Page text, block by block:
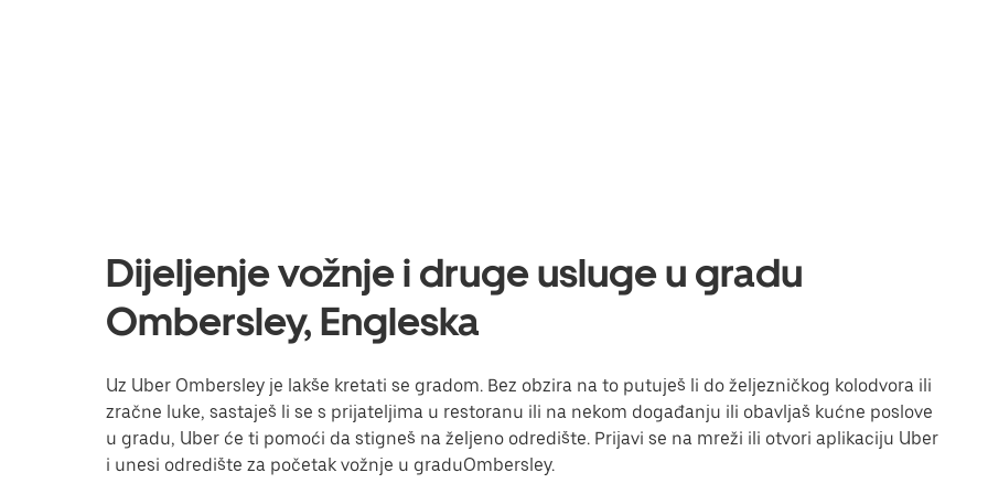
Dijeljenje vožnje i druge usluge u gradu
Ombersley, Engleska
Uz Uber Ombersley je lakše kretati se gradom. Bez obzira na to putuješ li do željezničkog kolodvora ili
zračne luke, sastaješ li se s prijateljima u restoranu ili na nekom događanju ili obavljaš kućne poslove
u gradu, Uber će ti pomoći da stigneš na željeno odredište. Prijavi se na mreži ili otvori aplikaciju Uber
i unesi odredište za početak vožnje u graduOmbersley.